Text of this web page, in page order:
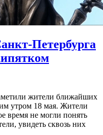
Петербурга
жители ближайших
утром 18 мая. Жители
время не могли понять
увидеть сквозь них